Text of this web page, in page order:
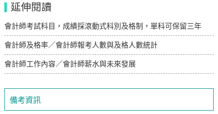
備考資訊
延伸閱讀
會計師考試科目，成績採滾動式科別及格制，單科可保留三年
會計師及格率／會計師報考人數與及格人數統計
會計師工作內容／會計師薪水與未來發展